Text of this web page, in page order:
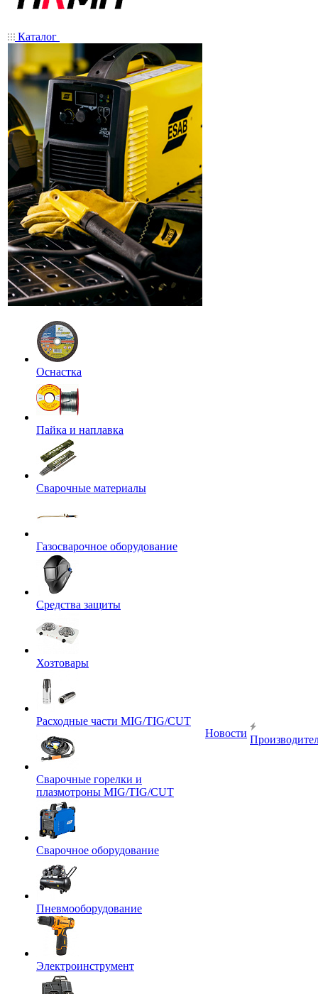
Каталог
Оснастка
Пайка и наплавка
Сварочные материалы
Газосварочное оборудование
Средства защиты
Хозтовары
Расходные части MIG/TIG/CUT
Сварочные горелки и
плазмотроны MIG/TIG/CUT
Сварочное оборудование
Пневмооборудование
Электроинструмент
Новости